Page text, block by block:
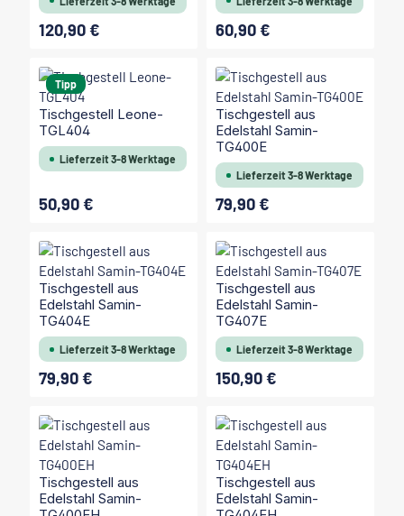
Regulärer Preis:
120,90 € Regulärer Preis:
60,90 €
Tipp
Tischgestell Leone-
TGL404
Lieferzeit 3-8 Werktage
Regulärer Preis:
50,90 €
Tischgestell aus
Edelstahl Samin-
TG400E
Lieferzeit 3-8 Werktage
Regulärer Preis:
79,90 €
Tischgestell aus
Edelstahl Samin-
TG404E
Lieferzeit 3-8 Werktage
Regulärer Preis:
79,90 €
Tischgestell aus
Edelstahl Samin-
TG407E
Lieferzeit 3-8 Werktage
Regulärer Preis:
150,90 €
Tischgestell aus
Edelstahl Samin-
Tischgestell aus
Edelstahl Samin-